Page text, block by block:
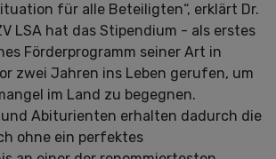
für alle Beteiligten“, erklärt Dr.
LSA hat das Stipendium - als erstes
Förderprogramm seiner Art in
zwei Jahren ins Leben gerufen, um
im Land zu begegnen.
Abiturienten erhalten dadurch die
ohne ein perfektes